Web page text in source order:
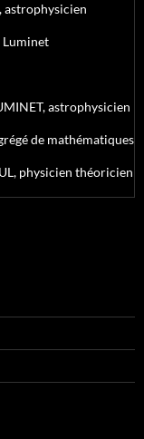
astrophysicien
Luminet
astrophysicien
de mathématiques
physicien théoricien